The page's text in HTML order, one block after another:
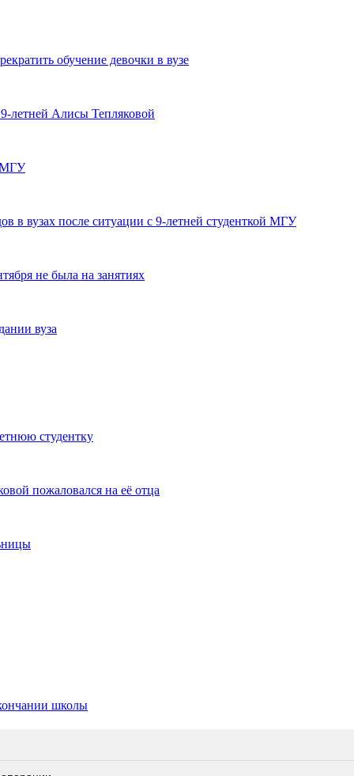
обучение девочки в вузе
летней Алисы Тепляковой
МГУ
в вузах после ситуации с 9-летней студенткой МГУ
не была на занятиях
вуза
студентку
пожаловался на её отца
школы